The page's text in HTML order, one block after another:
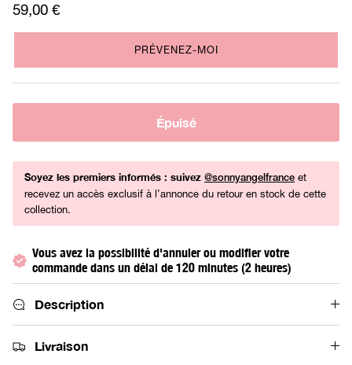
59,00 €
PRÉVENEZ-MOI
Épuisé
Soyez les premiers informés : suivez @sonnyangelfrance et
recevez un accès exclusif à l’annonce du retour en stock de cette
collection.
Vous avez la possibilité d'annuler ou modifier votre
commande dans un délai de 120 minutes (2 heures)
Description
Livraison